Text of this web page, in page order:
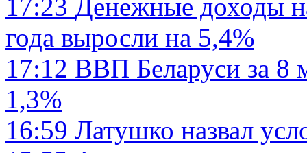
17:23 Денежные доходы
года выросли на 5,4%
17:12 ВВП Беларуси за 8
1,3%
16:59 Латушко назвал